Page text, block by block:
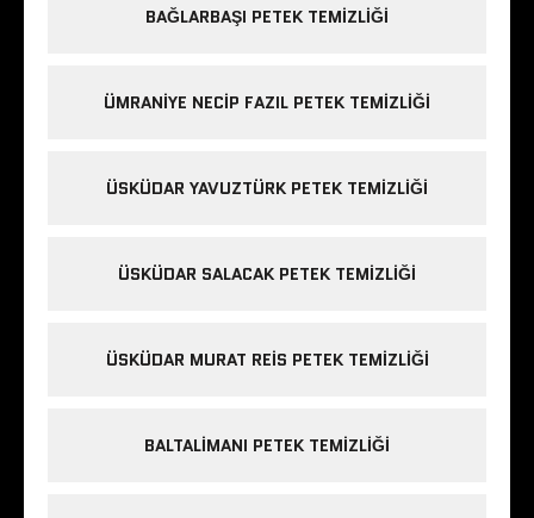
BAĞLARBAŞI PETEK TEMIZLIĞI
ÜMRANIYE NECIP FAZIL PETEK TEMIZLIĞI
ÜSKÜDAR YAVUZTÜRK PETEK TEMIZLIĞI
ÜSKÜDAR SALACAK PETEK TEMIZLIĞI
ÜSKÜDAR MURAT REIS PETEK TEMIZLIĞI
BALTALIMANI PETEK TEMIZLIĞI